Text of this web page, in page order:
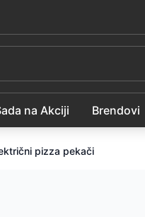
na Akciji Brendovi
pizza pekači